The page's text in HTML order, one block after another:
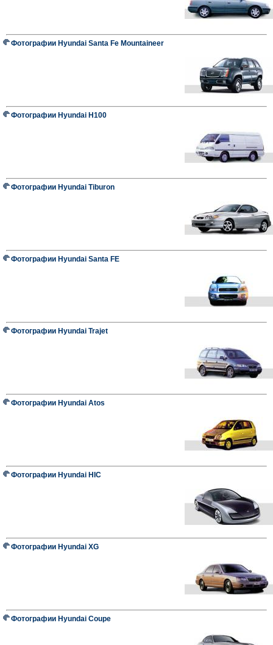
Фотографии Hyundai Santa Fe Mountaineer
Фотографии Hyundai H100
Фотографии Hyundai Tiburon
Фотографии Hyundai Santa FE
Фотографии Hyundai Trajet
Фотографии Hyundai Atos
Фотографии Hyundai HIC
Фотографии Hyundai XG
Фотографии Hyundai Coupe